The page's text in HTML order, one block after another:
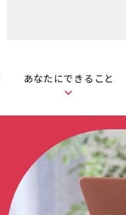
あなたにできること